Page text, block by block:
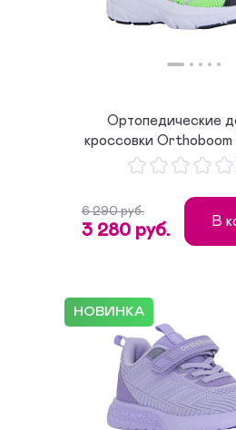
Ортопедические
кроссовки
электр...
6 290 руб.
3 280 руб. В
НОВИНКА